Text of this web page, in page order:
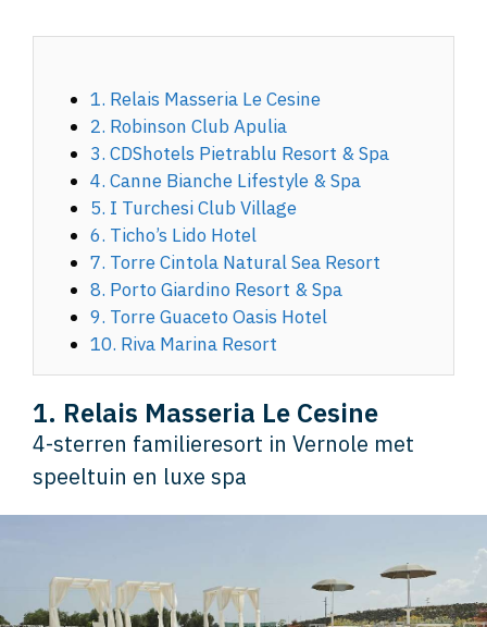
1. Relais Masseria Le Cesine
2. Robinson Club Apulia
3. CDShotels Pietrablu Resort & Spa
4. Canne Bianche Lifestyle & Spa
5. I Turchesi Club Village
6. Ticho’s Lido Hotel
7. Torre Cintola Natural Sea Resort
8. Porto Giardino Resort & Spa
9. Torre Guaceto Oasis Hotel
10. Riva Marina Resort
1. Relais Masseria Le Cesine
4-sterren familieresort in Vernole met
speeltuin en luxe spa